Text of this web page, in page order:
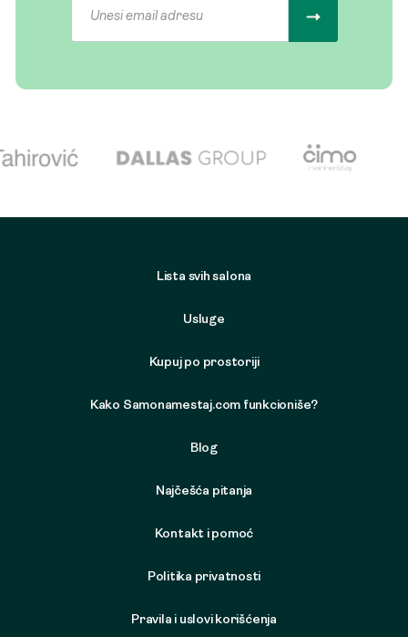
Lista svih salona
Usluge
Kupuj po prostoriji
Kako Samonamestaj.com funkcioniše?
Blog
Najčešća pitanja
Kontakt i pomoć
Politika privatnosti
Pravila i uslovi korišćenja